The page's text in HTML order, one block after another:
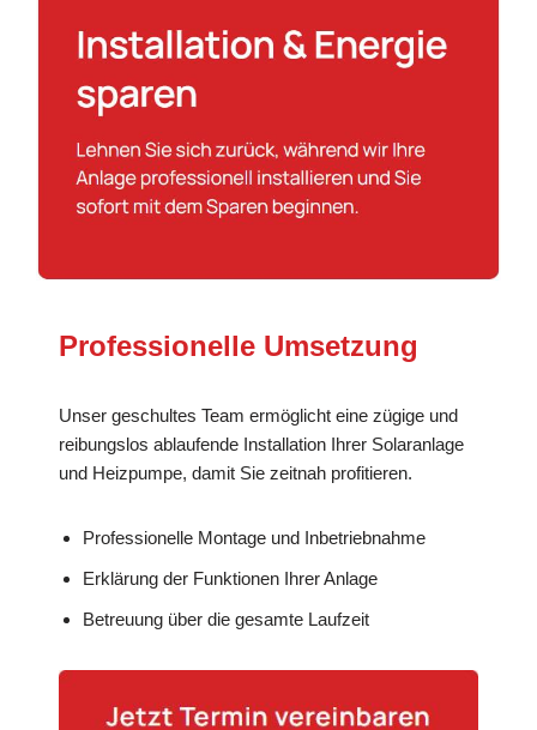
Professionelle Umsetzung
Unser geschultes Team ermöglicht eine zügige und
reibungslos ablaufende Installation Ihrer Solaranlage
und Heizpumpe, damit Sie zeitnah profitieren.
Professionelle Montage und Inbetriebnahme
Erklärung der Funktionen Ihrer Anlage
Betreuung über die gesamte Laufzeit